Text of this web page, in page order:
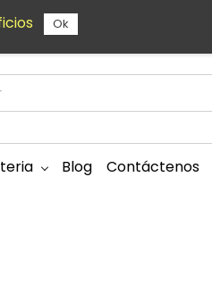
Blog Contáctenos
Ok